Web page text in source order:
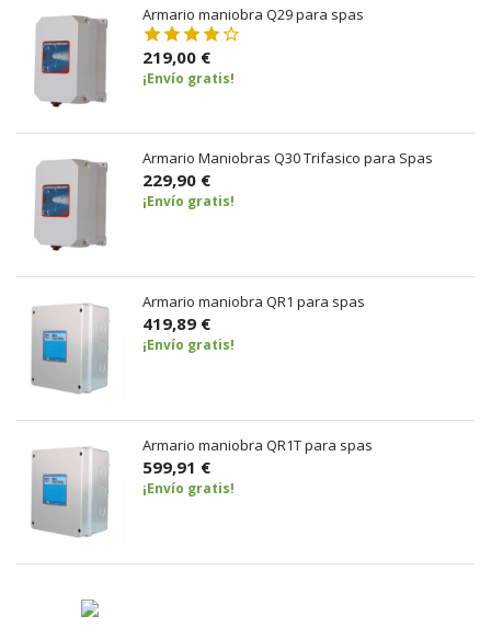
Armario maniobra Q29 para spas
219,00 €
¡Envío gratis!
Armario Maniobras Q30 Trifasico para Spas
229,90 €
¡Envío gratis!
Armario maniobra QR1 para spas
419,89 €
¡Envío gratis!
Armario maniobra QR1T para spas
599,91 €
¡Envío gratis!